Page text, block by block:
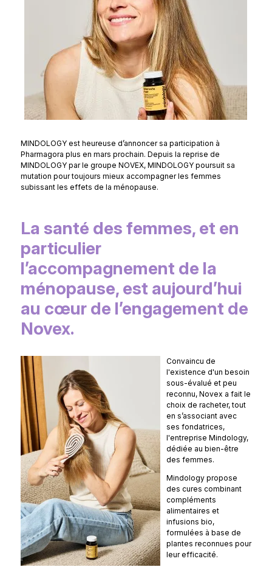
MINDOLOGY est heureuse d’annoncer sa participation à
Pharmagora plus en mars prochain. Depuis la reprise de
MINDOLOGY par le groupe NOVEX, MINDOLOGY poursuit sa
mutation pour toujours mieux accompagner les femmes
subissant les effets de la ménopause.
La santé des femmes, et en
particulier
l’accompagnement de la
ménopause, est aujourd’hui
au cœur de l’engagement de
Novex.
Convaincu de
l'existence d'un besoin
sous-évalué et peu
reconnu, Novex a fait le
choix de racheter, tout
en s’associant avec
ses fondatrices,
l'entreprise Mindology,
dédiée au bien-être
des femmes.
Mindology propose
des cures combinant
compléments
alimentaires et
infusions bio,
formulées à base de
plantes reconnues pour
leur efficacité.